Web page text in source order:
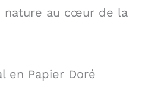
nature au cœur de la
en Papier Doré